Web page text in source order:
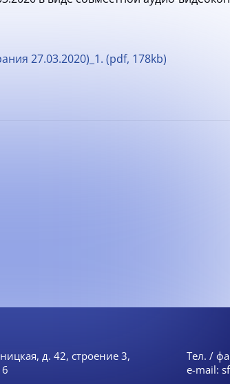
27.03.2020)_1. (pdf, 178kb)
д. 42, строение 3,
Тел. /
e-mail: